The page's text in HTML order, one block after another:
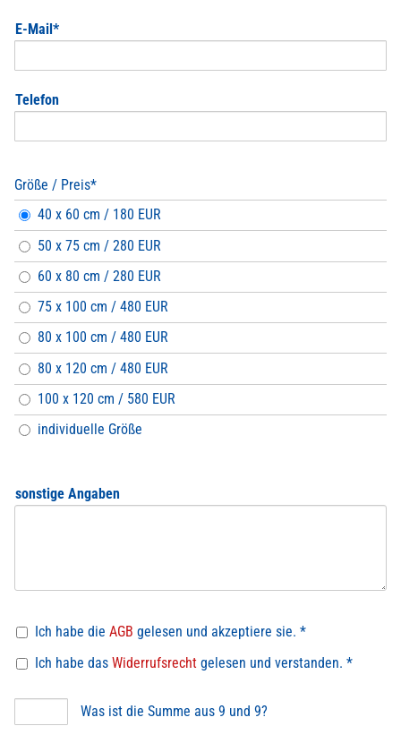
Pflichtfeld
E-Mail*
Telefon
Pflichtfeld
Größe / Preis*
40 x 60 cm / 180 EUR
50 x 75 cm / 280 EUR
60 x 80 cm / 280 EUR
75 x 100 cm / 480 EUR
80 x 100 cm / 480 EUR
80 x 120 cm / 480 EUR
100 x 120 cm / 580 EUR
individuelle Größe
sonstige Angaben
Ich habe die AGB gelesen und akzeptiere sie. *
Ich habe das Widerrufsrecht gelesen und verstanden. *
Was ist die Summe aus 9 und 9?